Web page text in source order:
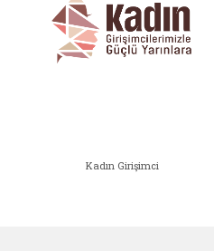
Kadın Girişimci